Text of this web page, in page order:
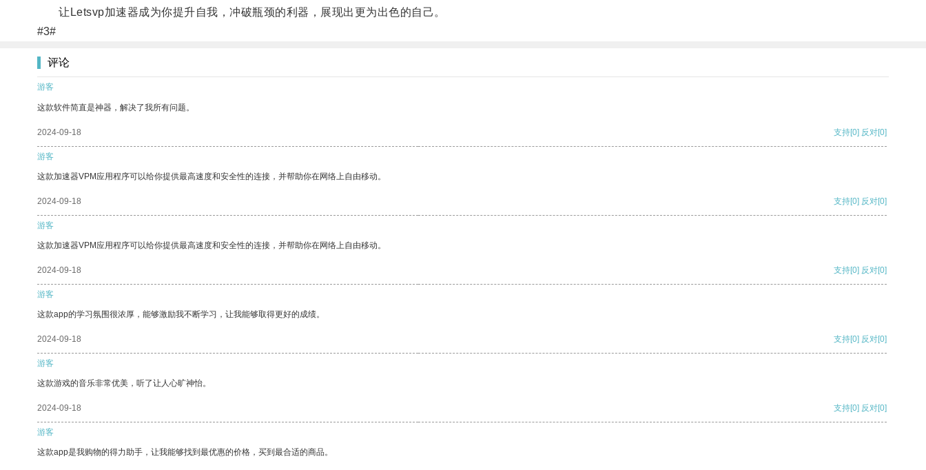
让Letsvp加速器成为你提升自我，冲破瓶颈的利器，展现出更为出色的自己。
#3#
评论
游客
这款软件简直是神器，解决了我所有问题。
2024-09-18 支持[0] 反对[0]
游客
这款加速器VPM应用程序可以给你提供最高速度和安全性的连接，并帮助你在网络上自由移动。
2024-09-18 支持[0] 反对[0]
游客
这款加速器VPM应用程序可以给你提供最高速度和安全性的连接，并帮助你在网络上自由移动。
2024-09-18 支持[0] 反对[0]
游客
这款app的学习氛围很浓厚，能够激励我不断学习，让我能够取得更好的成绩。
2024-09-18 支持[0] 反对[0]
游客
这款游戏的音乐非常优美，听了让人心旷神怡。
2024-09-18 支持[0] 反对[0]
游客
这款app是我购物的得力助手，让我能够找到最优惠的价格，买到最合适的商品。